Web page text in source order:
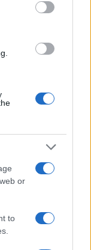
or
to
en 2007…